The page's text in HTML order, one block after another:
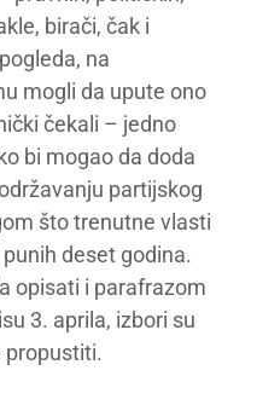
birači, čak i
na
mogli da upute ono
čekali – jedno
bi mogao da doda
partijskog
što trenutne vlasti
deset godina.
opisati i parafrazom
3. aprila, izbori su